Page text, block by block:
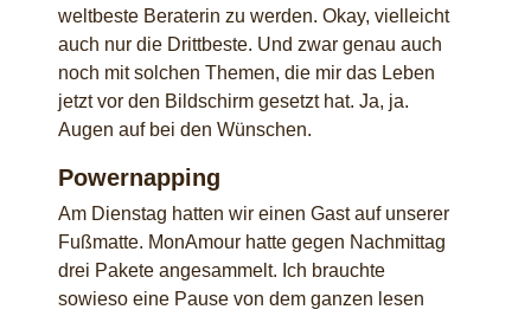
weltbeste Beraterin zu werden. Okay, vielleicht
auch nur die Drittbeste. Und zwar genau auch
noch mit solchen Themen, die mir das Leben
jetzt vor den Bildschirm gesetzt hat. Ja, ja.
Augen auf bei den Wünschen.
Powernapping
Am Dienstag hatten wir einen Gast auf unserer
Fußmatte. MonAmour hatte gegen Nachmittag
drei Pakete angesammelt. Ich brauchte
sowieso eine Pause von dem ganzen lesen